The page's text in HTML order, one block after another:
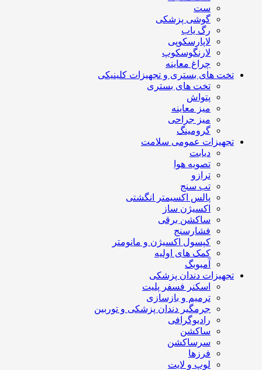
ست
گوشی پزشکی
رگ یاب
لاپارسکوپی
لارنگوسکوپ
چراغ معاینه
تخت های بستری و تجهیزات کلینیکی
تخت های بستری
پتواش
میز معاینه
میز جراحی
گرومینگ
تجهیزات عمومی سلامت
دیابت
تصویه هوا
ترازو
تب سنج
پالس اکسیمتر انگشتی
اکسیژن ساز
ساکشن برقی
فشارسنج
کپسول اکسیژن و مانومتر
کمک های اولیه
آمبوبگ
تجهیزات دندان پزشکی
اسکنر فسفر پلیت
ترمیم و بازسازی
جرمگیر دندان پزشکی و توربین
رادیوگرافی
ساکشن
سرساکشن
فرزها
لوپ و لایت